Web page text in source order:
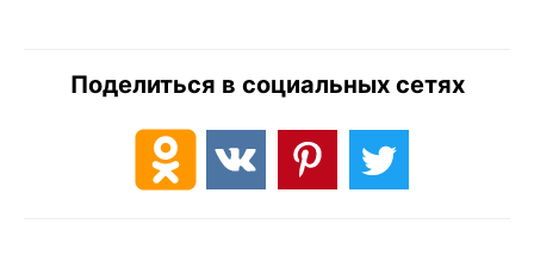
Поделиться в социальных сетях